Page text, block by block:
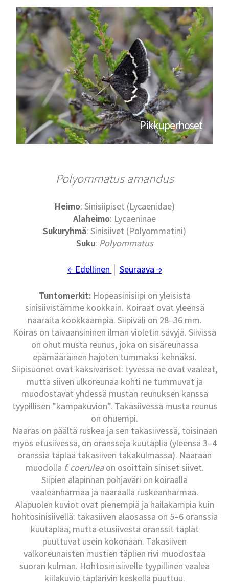
Pikkuperhoset
Polyommatus amandus
Heimo: Sinisiipiset (Lycaenidae)
Alaheimo: Lycaeninae
Sukuryhmä: Sinisiivet (Polyommatini)
Suku: Polyommatus
← Edellinen Seuraava →
Tuntomerkit:Hopeasinisiipi on yleisistä
sinisiivistämme kookkain. Koiraat ovat yleensä
naaraita kookkaampia. Siipiväli on 28–36 mm.
Koiras on taivaansininen ilman violetin sävyjä. Siivissä
on ohut musta reunus, joka on sisäreunassa
epämääräinen hajoten tummaksi kehnäksi.
Siipisuonet ovat kaksiväriset: tyvessä ne ovat vaaleat,
mutta siiven ulkoreunaa kohti ne tummuvat ja
muodostavat yhdessä mustan reunuksen kanssa
tyypillisen ”kampakuvion”. Takasiivessä musta reunus
on ohuempi.
Naaras on päältä ruskea ja sen takasiivessä, toisinaan
myös etusiivessä, on oransseja kuutäpliä (yleensä 3–4
oranssia täplää takasiiven takakulmassa). Naaraan
muodolla f. coeruleaon osoittain siniset siivet.
Siipien alapinnan pohjaväri on koiraalla
vaaleanharmaa ja naaraalla ruskeanharmaa.
Alapuolen kuviot ovat pienempiä ja hailakampia kuin
hohtosinisiivellä: takasiiven alaosassa on 5–6 oranssia
kuutäplää, mutta etusiivestä oranssit täplät
puuttuvat usein kokonaan. Takasiiven
valkoreunaisten mustien täplien rivi muodostaa
suoran kulman. Hohtosinisiivelle tyypillinen vaalea
kiilakuvio täplärivin keskellä puuttuu.